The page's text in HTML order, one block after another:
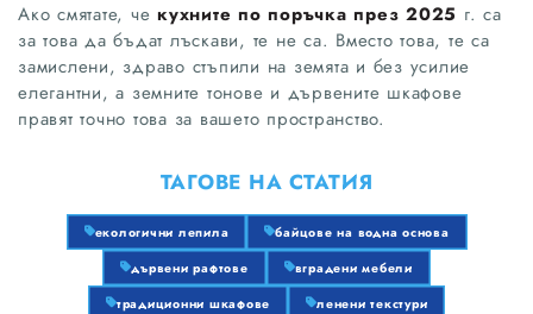
Ако смятате, че кухните по поръчка през 2025 г. са
за това да бъдат лъскави, те не са. Вместо това, те са
замислени, здраво стъпили на земята и без усилие
елегантни, а земните тонове и дървените шкафове
правят точно това за вашето пространство.
ТАГОВЕ НА СТАТИЯ
екологични лепила
байцове на водна основа
дървени рафтове
вградени мебели
традиционни шкафове
ленени текстури